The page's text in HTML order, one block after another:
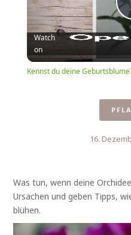
Watch
on
Kennst du deine
16.
Was tun, wenn deine
Ursachen und geben Tipps,
blühen.